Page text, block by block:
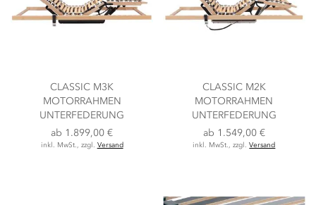
CLASSIC M3K
MOTORRAHMEN
UNTERFEDERUNG
ab 1.899,00 €
inkl. MwSt., zzgl. Versand
CLASSIC M2K
MOTORRAHMEN
UNTERFEDERUNG
ab 1.549,00 €
inkl. MwSt., zzgl.Versand